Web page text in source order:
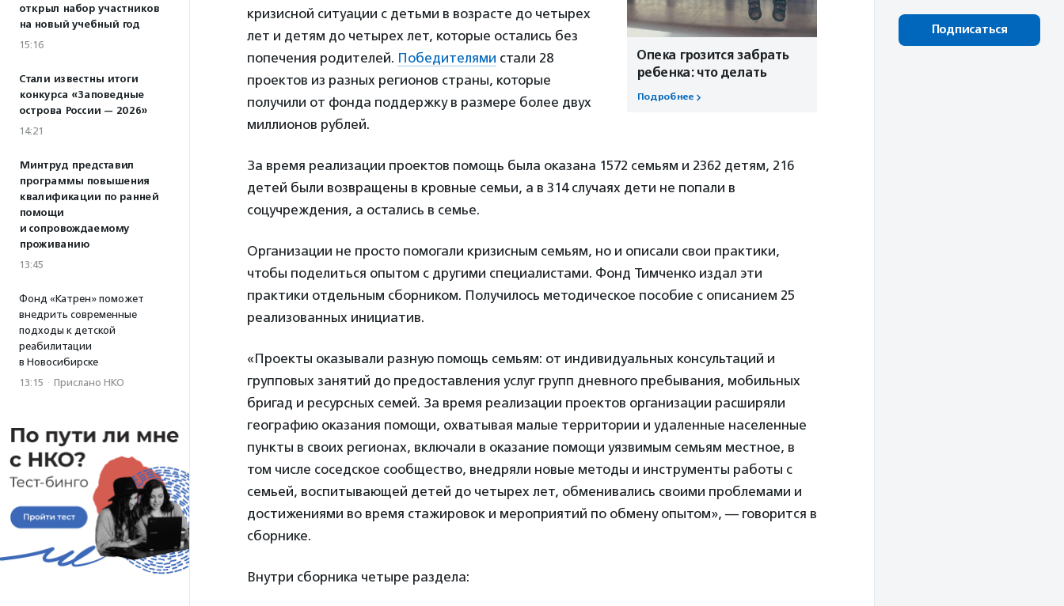
открыл набор участников
на новый учебный год
15:16
Стали известны итоги
конкурса «Заповедные
острова России — 2026»
14:21
Минтруд представил
программы повышения
квалификации по ранней
помощи
и сопровождаемому
проживанию
13:45
Фонд «Катрен» поможет
внедрить современные
подходы к детской
реабилитации
в Новосибирске
13:15 · Прислано НКО
Опека грозится забрать
ребенка: что делать
Подробнее
кризисной ситуации с детьми в возрасте до четырех
лет и детям до четырех лет, которые остались без
попечения родителей. Победителями стали 28
проектов из разных регионов страны, которые
получили от фонда поддержку в размере более двух
миллионов рублей.
За время реализации проектов помощь была оказана 1572 семьям и 2362 детям, 216
детей были возвращены в кровные семьи, а в 314 случаях дети не попали в
соцучреждения, а остались в семье.
Организации не просто помогали кризисным семьям, но и описали свои практики,
чтобы поделиться опытом с другими специалистами. Фонд Тимченко издал эти
практики отдельным сборником. Получилось методическое пособие с описанием 25
реализованных инициатив.
«Проекты оказывали разную помощь семьям: от индивидуальных консультаций и
групповых занятий до предоставления услуг групп дневного пребывания, мобильных
бригад и ресурсных семей. За время реализации проектов организации расширяли
географию оказания помощи, охватывая малые территории и удаленные населенные
пункты в своих регионах, включали в оказание помощи уязвимым семьям местное, в
том числе соседское сообщество, внедряли новые методы и инструменты работы с
семьей, воспитывающей детей до четырех лет, обменивались своими проблемами и
достижениями во время стажировок и мероприятий по обмену опытом», — говорится в
сборнике.
Внутри сборника четыре раздела:
Подписаться